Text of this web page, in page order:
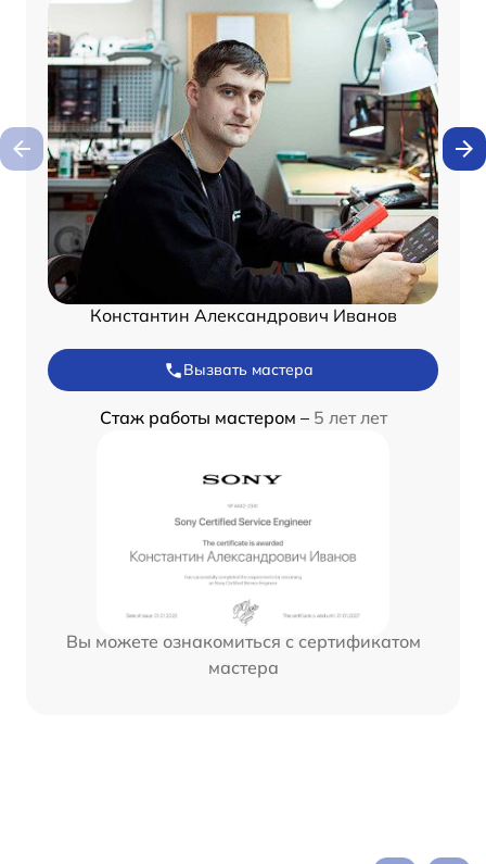
Константин Александрович Иванов
Вызвать мастера
Стаж работы мастером – 5 лет лет
Вы можете ознакомиться с сертификатом
мастера